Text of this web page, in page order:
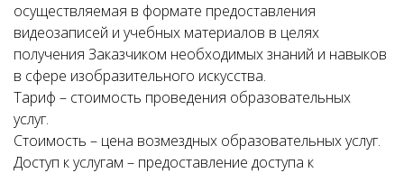
осуществляемая в формате предоставления
видеозаписей и учебных материалов в целях
получения Заказчиком необходимых знаний и навыков
в сфере изобразительного искусства.
Тариф – стоимость проведения образовательных
услуг.
Стоимость – цена возмездных образовательных услуг.
Доступ к услугам – предоставление доступа к